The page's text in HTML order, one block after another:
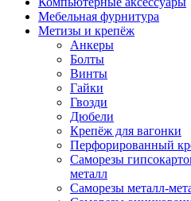
Мебельная фурнитура
Метизы и крепёж
Анкеры
Болты
Винты
Гайки
Гвозди
Дюбели
Крепёж для вагонки
Перфорированный
Саморезы
металл
Саморезы металл-